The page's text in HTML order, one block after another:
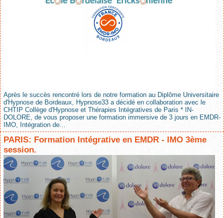
Après le succès rencontré lors de notre formation au Diplôme Universitaire
d'Hypnose de Bordeaux, Hypnose33 a décidé en collaboration avec le
CHTIP Collège d'Hypnose et Thérapies Intégratives de Paris * IN-
DOLORE, de vous proposer une formation immersive de 3 jours en EMDR-
IMO, Intégration de...
PARIS: Formation Intégrative en EMDR - IMO 3ème
session.